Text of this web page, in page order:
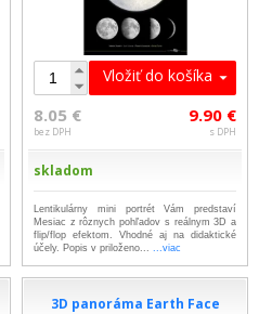
Vložiť do košíka
8.05 €
bez DPH
9.90 €
s DPH
skladom
Lentikulárny mini portrét Vám predstaví
Mesiac z rôznych pohľadov s reálnym 3D a
flip/flop efektom. Vhodné aj na didaktické
účely. Popis v priloženo... ...viac
3D panoráma Earth Face